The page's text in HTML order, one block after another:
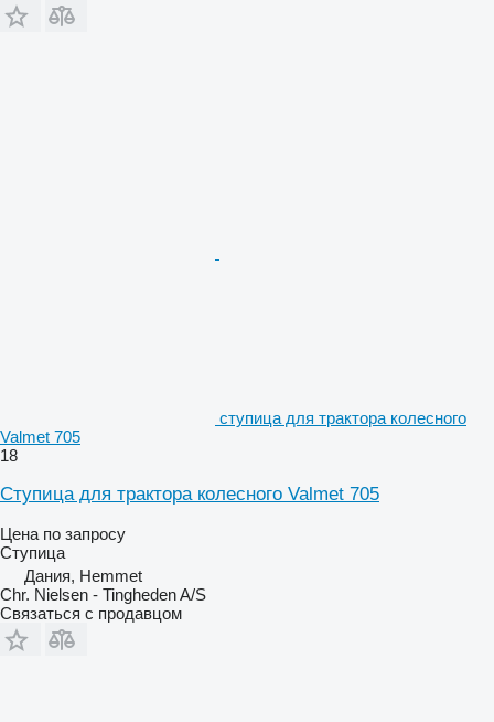
ступица для трактора колесного
Valmet 705
18
Ступица для трактора колесного Valmet 705
Цена по запросу
Ступица
Дания, Hemmet
Chr. Nielsen - Tingheden A/S
Связаться с продавцом